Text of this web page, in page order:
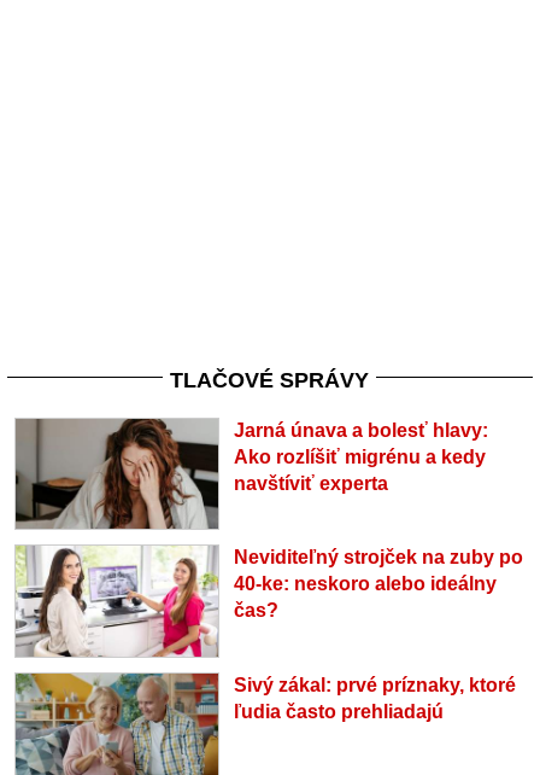
TLAČOVÉ SPRÁVY
Jarná únava a bolesť hlavy:
Ako rozlíšiť migrénu a kedy
navštíviť experta
Neviditeľný strojček na zuby po
40-ke: neskoro alebo ideálny
čas?
Sivý zákal: prvé príznaky, ktoré
ľudia často prehliadajú